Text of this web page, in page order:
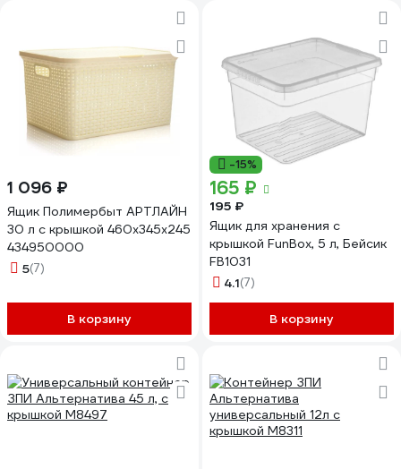
1 096 ₽
Ящик Полимербыт АРТЛАЙН
30 л с крышкой 460x345x245
434950000
5(7)
В корзину
-15%
165 ₽
195 ₽
Ящик для хранения с
крышкой FunBox, 5 л, Бейсик
FB1031
4.1(7)
В корзину